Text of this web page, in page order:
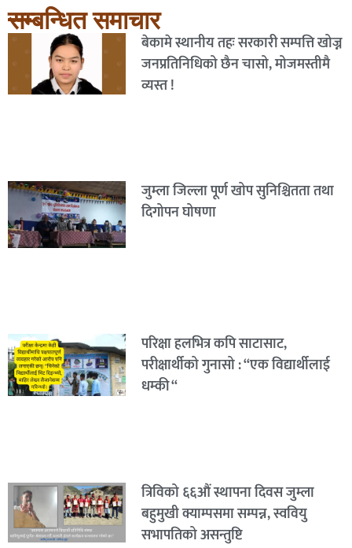
सम्बन्धित समाचार
बेकामे स्थानीय तहः सरकारी सम्पत्ति खोज्न
जनप्रतिनिधिको छैन चासो, मोजमस्तीमै
व्यस्त !
जुम्ला जिल्ला पूर्ण खोप सुनिश्चितता तथा
दिगोपन घोषणा
परिक्षा हलभित्र कपि साटासाट,
परीक्षार्थीको गुनासो : “एक विद्यार्थीलाई
धम्की “
त्रिविको ६६औं स्थापना दिवस जुम्ला
बहुमुखी क्याम्पसमा सम्पन्न, स्ववियु
सभापतिको असन्तुष्टि